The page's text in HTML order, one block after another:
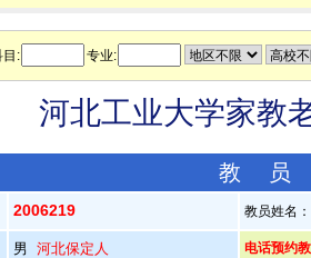
目: 专业:
河北工业大学家教
教
2006219 教员姓名
男河北保定人 电话预约